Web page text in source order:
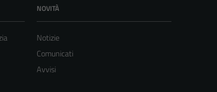
NOVITÀ
Notizie
Comunicati
Avvisi